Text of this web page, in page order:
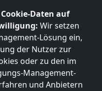
Daten auf
Wir setzen
Lösung ein,
der Nutzer zur
oder zu den im
Management-
und Anbietern